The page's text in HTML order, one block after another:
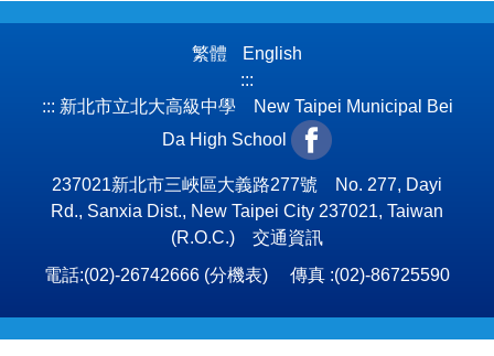
繁體
English
:::
::: 新北市立北大高級中學 New Taipei Municipal Bei
Da High School
237021新北市三峽區大義路277號 No. 277, Dayi
Rd., Sanxia Dist., New Taipei City 237021, Taiwan
(R.O.C.) 交通資訊
電話:(02)-26742666 (分機表) 傳真 :(02)-86725590